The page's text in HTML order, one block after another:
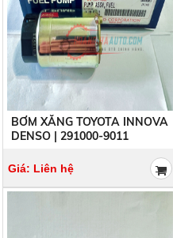
BƠM XĂNG TOYOTA INNOVA
DENSO | 291000-9011
Giá: Liên hệ